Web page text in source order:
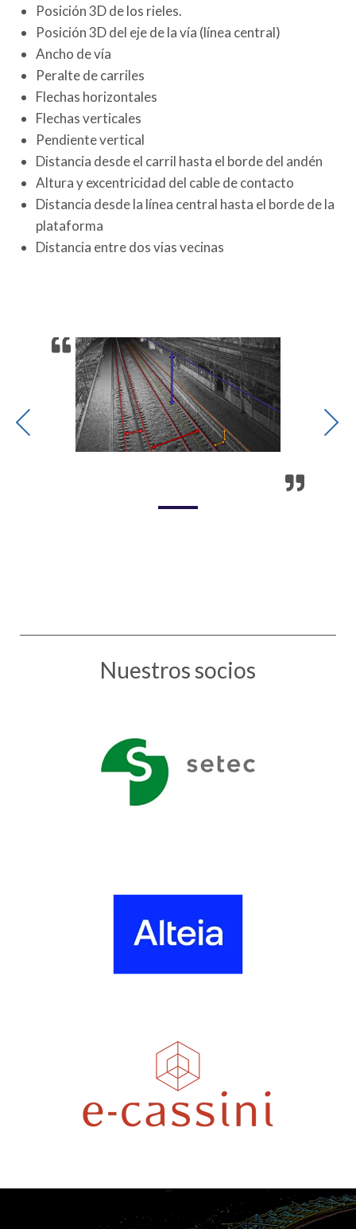
Posición 3D de los rieles.
Posición 3D del eje de la vía (línea central)
Ancho de vía
Peralte de carriles
Flechas horizontales
Flechas verticales
Pendiente vertical
Distancia desde el carril hasta el borde del andén
Altura y excentricidad del cable de contacto
Distancia desde la línea central hasta el borde de la
plataforma
Distancia entre dos vias vecinas
Nuestros socios